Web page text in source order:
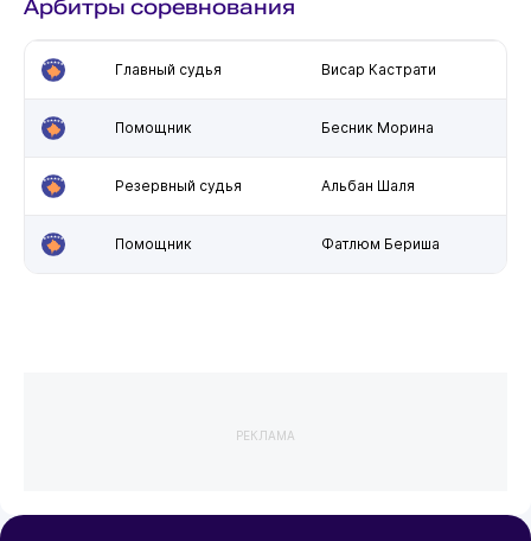
Арбитры соревнования
Главный судья Висар Кастрати
Помощник Бесник Морина
Резервный судья Альбан Шаля
Помощник Фатлюм Бериша
РЕКЛАМА